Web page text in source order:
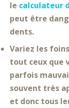
le calculateur
peut être
dents.
Variez les foins
tout ceux que
parfois
souvent très
et donc tous